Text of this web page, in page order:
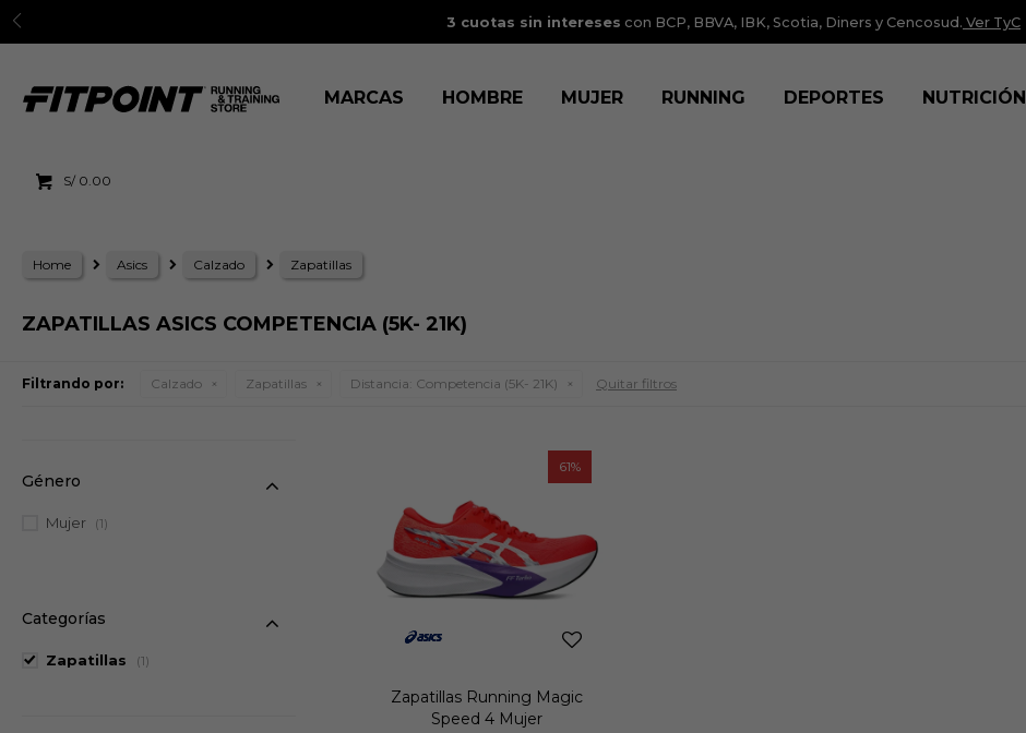
3 cuotas sin intereses con BCP, BBVA, IBK, Scotia, Diners y Cencosud. Ver TyC
MARCAS HOMBRE MUJER RUNNING DEPORTES NUTRICIÓN
S/ 0.00
Home Asics Calzado Zapatillas
ZAPATILLAS ASICS COMPETENCIA (5K- 21K)
Filtrando por: Calzado Zapatillas Distancia: Competencia (5K- 21K) Quitar filtros
61
Zapatillas Running Magic
Speed 4 Mujer
Categorías
Zapatillas (1)
Género
Mujer (1)